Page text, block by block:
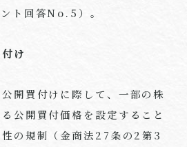
ト回答No.5）。
け
開買付けに際して、一部の株
公開買付価格を設定すること
の規制（金商法27条の2第3